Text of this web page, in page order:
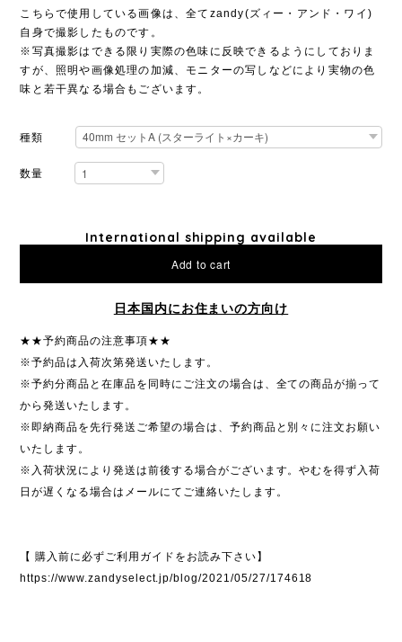
こちらで使用している画像は、全てzandy(ズィー・アンド・ワイ)
自身で撮影したものです。
※写真撮影はできる限り実際の色味に反映できるようにしておりま
すが、照明や画像処理の加減、モニターの写しなどにより実物の色
味と若干異なる場合もございます。
種類
数量
International shipping available
Add to cart
日本国内にお住まいの方向け
★★予約商品の注意事項★★
※予約品は入荷次第発送いたします。
※予約分商品と在庫品を同時にご注文の場合は、全ての商品が揃って
から発送いたします。
※即納商品を先行発送ご希望の場合は、予約商品と別々に注文お願い
いたします。
※入荷状況により発送は前後する場合がございます。やむを得ず入荷
日が遅くなる場合はメールにてご連絡いたします。
【 購入前に必ずご利用ガイドをお読み下さい】
https://www.zandyselect.jp/blog/2021/05/27/174618